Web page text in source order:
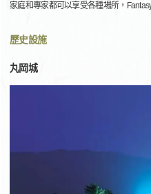
家庭和專家都可以享受各種場所，
歷史設施
丸岡城